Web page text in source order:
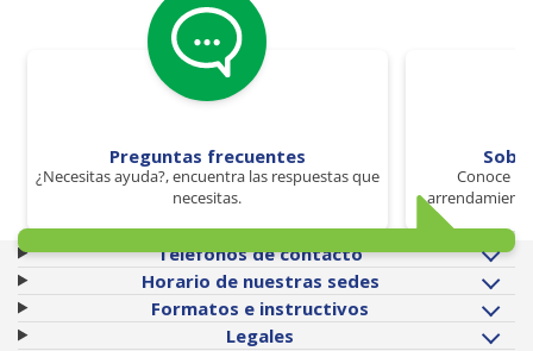
Preguntas frecuentes
¿Necesitas ayuda?, encuentra las respuestas que
necesitas.
Conoce
Teléfonos de contacto
Horario de nuestras sedes
Formatos e instructivos
Legales